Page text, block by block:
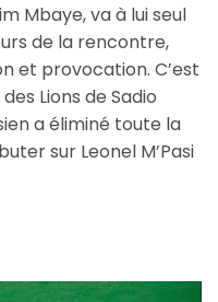
Mbaye, va à lui seul
de la rencontre,
et provocation. C’est
Lions de Sadio
a éliminé toute la
sur Leonel M’Pasi